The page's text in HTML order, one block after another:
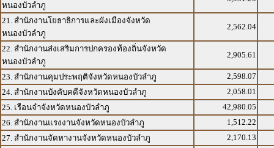
หนองบัวลำภู
21. สำนักงานโยธาธิการและผังเมืองจังหวัด
หนองบัวลำภู
2,562.04
22. สำนักงานส่งเสริมการปกครองท้องถิ่นจังหวัด
หนองบัวลำภู
2,905.61
23. สำนักงานคุมประพฤติจังหวัดหนองบัวลำภู
2,598.07
24. สำนักงานบังคับคดีจังหวัดหนองบัวลำภู
2,058.01
25. เรือนจำจังหวัดหนองบัวลำภู
42,980.05
26. สำนักงานแรงงานจังหวัดหนองบัวลำภู
1,512.22
27. สำนักงานจัดหางานจังหวัดหนองบัวลำภู
2,170.13